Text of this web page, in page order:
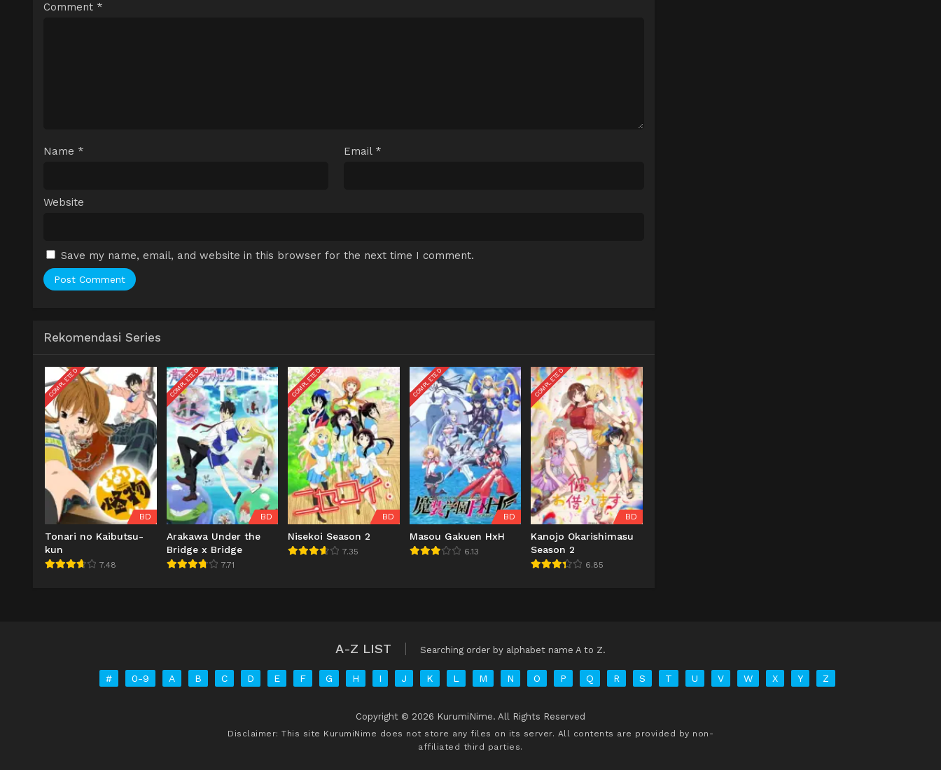
Comment *
Name * Email *
Website
Save my name, email, and website in this browser for the next time I comment.
Rekomendasi Series
COMPLETED
BD
Tonari no Kaibutsu-
kun
7.48
COMPLETED
BD
Arakawa Under the
Bridge x Bridge
7.71
COMPLETED
BD
Nisekoi Season 2
7.35
COMPLETED
BD
Masou Gakuen HxH
6.13
COMPLETED
BD
Kanojo Okarishimasu
Season 2
6.85
A-Z LIST Searching order by alphabet name A to Z.
# 0-9 A B C D E F G H I J K L M N O P Q R S T U V W X Y Z
Copyright © 2026 KurumiNime. All Rights Reserved
Disclaimer: This site KurumiNime does not store any files on its server. All contents are provided by non-
affiliated third parties.